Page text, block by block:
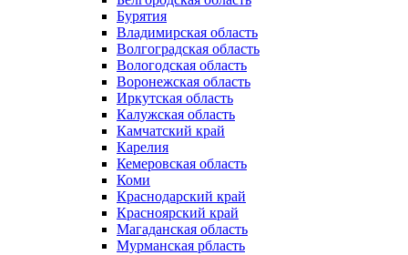
Бурятия
Владимирская область
Волгоградская область
Вологодская область
Воронежская область
Иркутская область
Калужская область
Камчатский край
Карелия
Кемеровская область
Коми
Краснодарский край
Красноярский край
Магаданская область
Мурманская рбласть